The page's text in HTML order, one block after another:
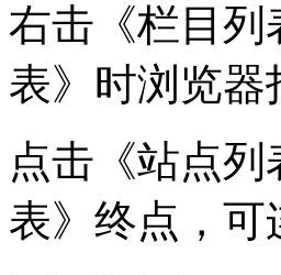
右击《栏目列
表》时浏览器
点击《站点
表》终点，